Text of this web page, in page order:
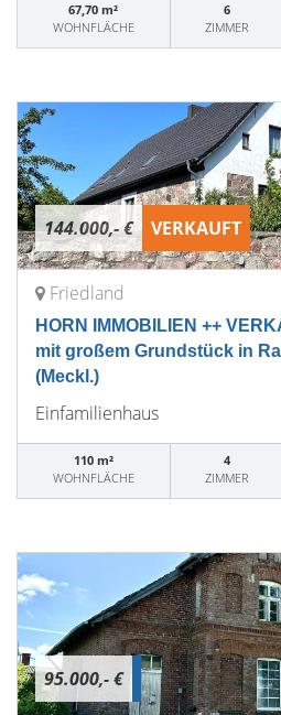
67,70 m²
WOHNFLÄCHE
6
ZIMMER
144.000,- € VERKAUFT
Friedland
HORN IMMOBILIEN ++
mit großem Grundstück in
(Meckl.)
Einfamilienhaus
110 m²
WOHNFLÄCHE
4
ZIMMER
95.000,- €